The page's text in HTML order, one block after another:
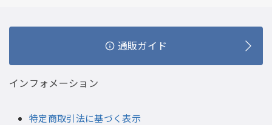
通販ガイド
インフォメーション
特定商取引法に基づく表示